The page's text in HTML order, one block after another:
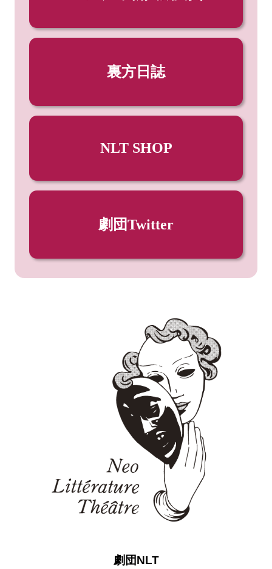
裏方日誌
NLT SHOP
劇団Twitter
劇団NLT